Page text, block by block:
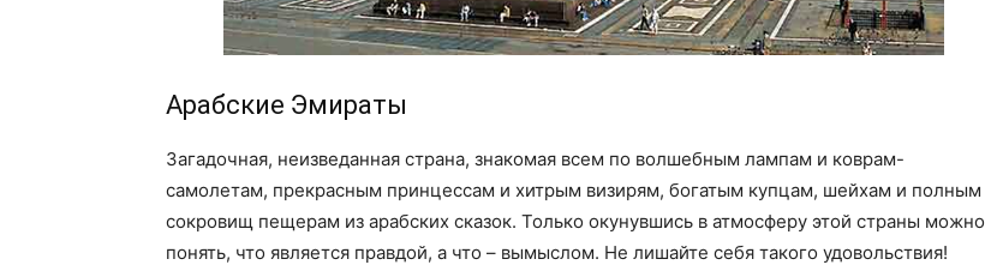
Арабские Эмираты
Загадочная, неизведанная страна, знакомая всем по волшебным лампам и коврам-
самолетам, прекрасным принцессам и хитрым визирям, богатым купцам, шейхам и полным
сокровищ пещерам из арабских сказок. Только окунувшись в атмосферу этой страны можно
понять, что является правдой, а что – вымыслом. Не лишайте себя такого удовольствия!